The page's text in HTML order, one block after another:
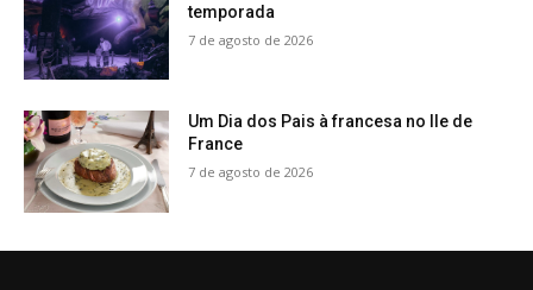
temporada
7 de agosto de 2026
Um Dia dos Pais à francesa no Ile de
France
7 de agosto de 2026